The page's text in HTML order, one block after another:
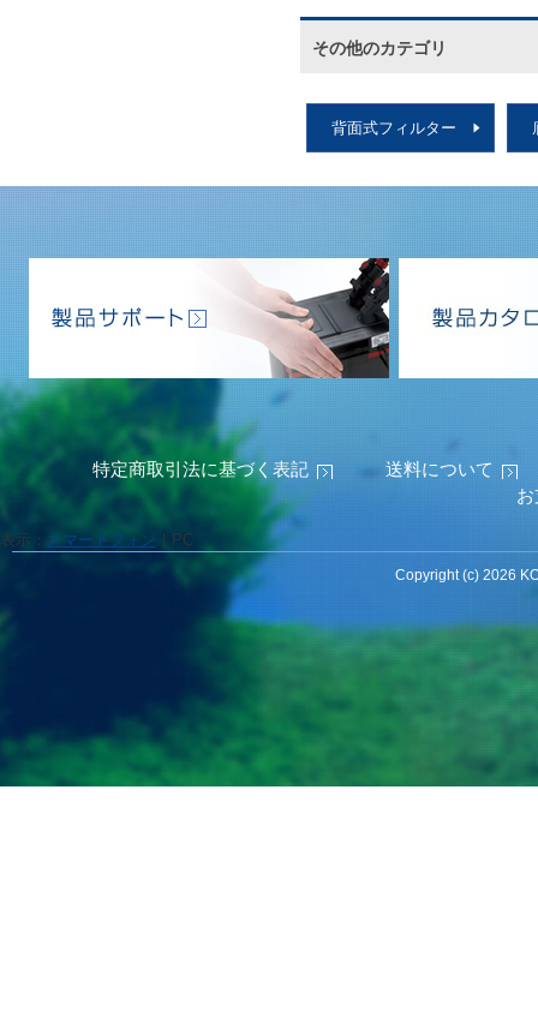
その他のカテゴリ
背面式フィルター
特定商取引法に基づく表記
送料について
表示： スマートフォン PC
Copyright (c) 2026